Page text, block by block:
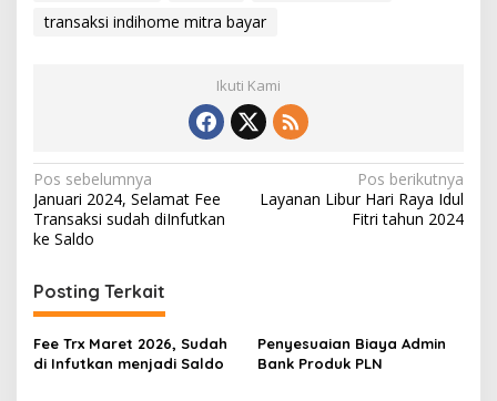
transaksi indihome mitra bayar
Ikuti Kami
Navigasi
pos
Pos sebelumnya
Januari 2024, Selamat Fee
Transaksi sudah diInfutkan
ke Saldo
Pos berikutnya
Layanan Libur Hari Raya Idul
Fitri tahun 2024
Posting Terkait
Fee Trx Maret 2026, Sudah
di Infutkan menjadi Saldo
Penyesuaian Biaya Admin
Bank Produk PLN